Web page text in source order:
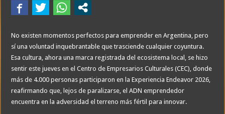
No existen momentos perfectos para emprender en Argentina, pero
sí una voluntad inquebrantable que trasciende cualquier coyuntura.
Esa cultura, ahora una marca registrada del ecosistema local, se hizo
sentir este jueves en el Centro de Empresarios Culturales (CEC), donde
más de 4.000 personas participaron en la Experiencia Endeavor 2026,
reafirmando que, lejos de paralizarse, el ADN emprendedor
encuentra en la adversidad el terreno más fértil para innovar.